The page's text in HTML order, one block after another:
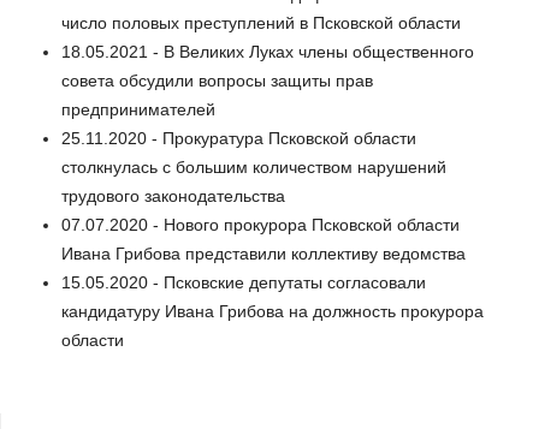
число половых преступлений в Псковской области
18.05.2021 - В Великих Луках члены общественного
совета обсудили вопросы защиты прав
предпринимателей
25.11.2020 - Прокуратура Псковской области
столкнулась с большим количеством нарушений
трудового законодательства
07.07.2020 - Нового прокурора Псковской области
Ивана Грибова представили коллективу ведомства
15.05.2020 - Псковские депутаты согласовали
кандидатуру Ивана Грибова на должность прокурора
области